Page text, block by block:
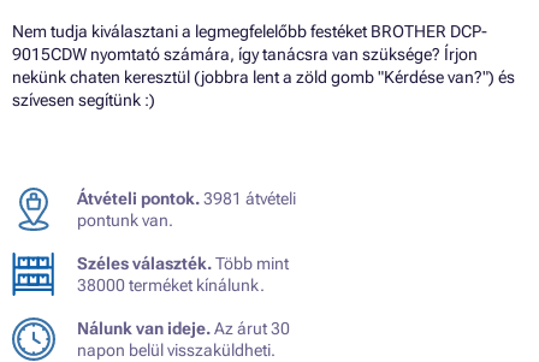
Nem tudja kiválasztani a legmegfelelőbb festéket BROTHER DCP-
9015CDW nyomtató számára, így tanácsra van szüksége? Írjon
nekünk chaten keresztül (jobbra lent a zöld gomb "Kérdése van?") és
szívesen segítünk :)
Átvételi pontok.3981 átvételi
pontunk van.
Széles választék.Több mint
38000 terméket kínálunk.
Nálunk van ideje.Az árut 30
napon belül visszaküldheti.